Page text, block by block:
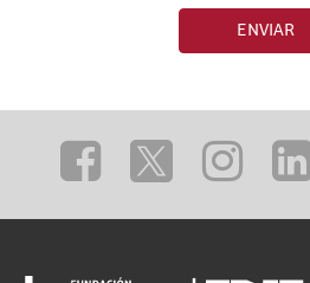
ENVIAR